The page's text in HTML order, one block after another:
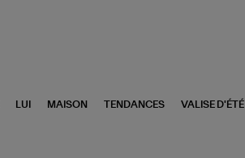
LUI MAISON TENDANCES VALISE D'ÉTÉ